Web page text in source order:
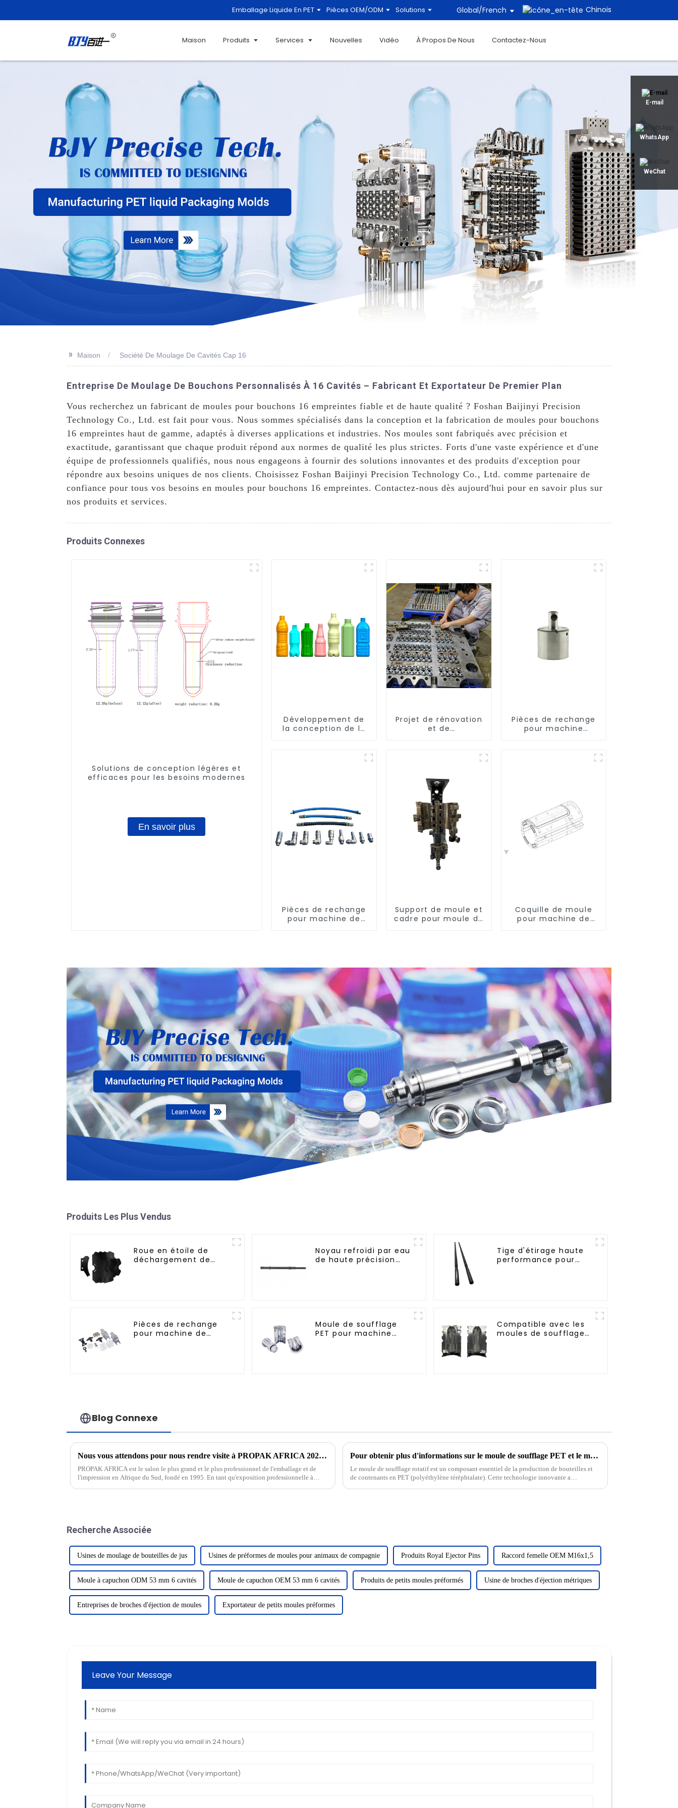
Emballage Liquide En PET Pièces OEM/ODM Solutions Global/French Chinois
Maison Produits Services Nouvelles Vidéo À Propos De Nous Contactez-Nous
E-mail
WhatsApp
WeChat
>> Maison Société De Moulage De Cavités Cap 16
Entreprise De Moulage De Bouchons Personnalisés À 16 Cavités – Fabricant Et Exportateur De Premier Plan
Vous recherchez un fabricant de moules pour bouchons 16 empreintes fiable et de haute qualité ? Foshan Baijinyi Precision
Technology Co., Ltd. est fait pour vous. Nous sommes spécialisés dans la conception et la fabrication de moules pour bouchons
16 empreintes haut de gamme, adaptés à diverses applications et industries. Nos moules sont fabriqués avec précision et
exactitude, garantissant que chaque produit répond aux normes de qualité les plus strictes. Forts d'une vaste expérience et d'une
équipe de professionnels qualifiés, nous nous engageons à fournir des solutions innovantes et des produits d'exception pour
répondre aux besoins uniques de nos clients. Choisissez Foshan Baijinyi Precision Technology Co., Ltd. comme partenaire de
confiance pour tous vos besoins en moules pour bouchons 16 empreintes. Contactez-nous dès aujourd'hui pour en savoir plus sur
nos produits et services.
Produits Connexes
Solutions de conception légères et
efficaces pour les besoins modernes
En savoir plus
Développement de
la conception de la
solutions innovantes
Projet de rénovation
et de
Pièces de rechange
pour machine
Pièces de rechange
pour machine de
Support de moule et
cadre pour moule de
Coquille de moule
pour machine de
Produits Les Plus Vendus
Roue en étoile de
déchargement de
Noyau refroidi par eau
de haute précision
Tige d'étirage haute
performance pour
Pièces de rechange
pour machine de
Moule de soufflage
PET pour machine
Compatible avec les
moules de soufflage
Blog Connexe
Nous vous attendons pour nous rendre visite à PROPAK AFRICA 2025 en Afrique du Sud
PROPAK AFRICA est le salon le plus grand et le plus professionnel de l'emballage et de
l'impression en Afrique du Sud, fondé en 1995. En tant qu'exposition professionnelle à
Pour obtenir plus d'informations sur le moule de soufflage PET et le mouleur de soufflage rotatif
Le moule de soufflage rotatif est un composant essentiel de la production de bouteilles et
de contenants en PET (polyéthylène téréphtalate). Cette technologie innovante a
Recherche Associée
Usines de moulage de bouteilles de jus Usines de préformes de moules pour animaux de compagnie Produits Royal Ejector Pins Raccord femelle OEM M16x1,5
Moule à capuchon ODM 53 mm 6 cavités Moule de capuchon OEM 53 mm 6 cavités Produits de petits moules préformés Usine de broches d'éjection métriques
Entreprises de broches d'éjection de moules Exportateur de petits moules préformes
Leave Your Message